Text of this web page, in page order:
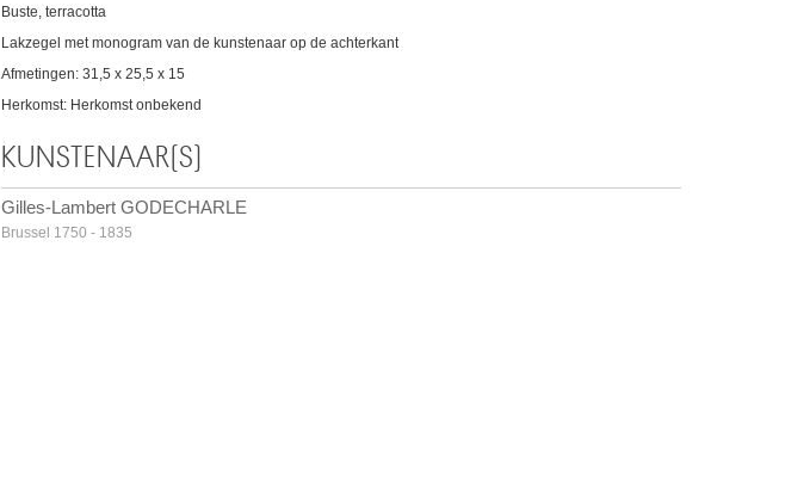
Buste, terracotta
Lakzegel met monogram van de kunstenaar op de achterkant
Afmetingen: 31,5 x 25,5 x 15
Herkomst: Herkomst onbekend
KUNSTENAAR(S)
Gilles-Lambert GODECHARLE
Brussel 1750 - 1835